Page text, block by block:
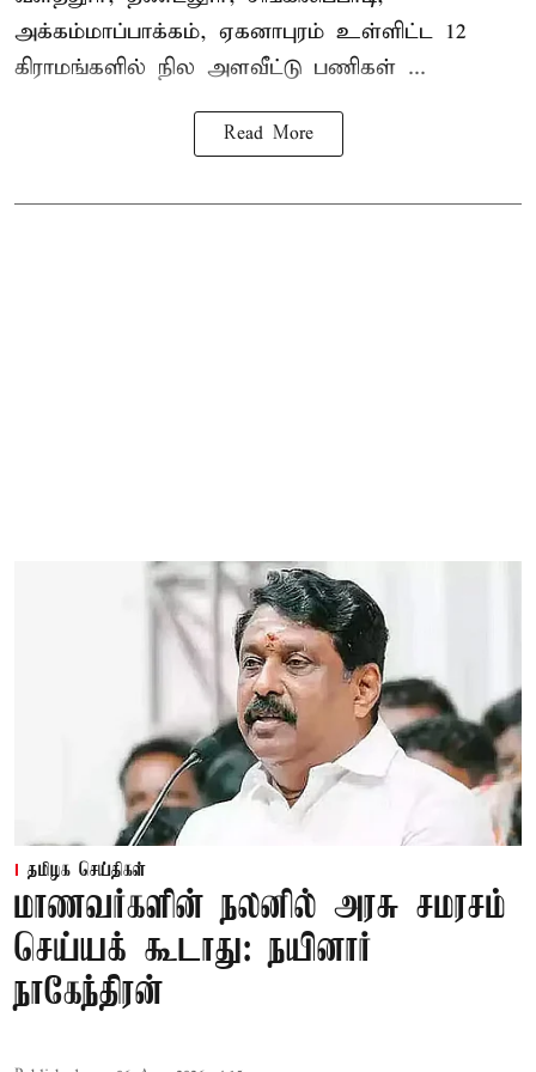
அக்கம்மாப்பாக்கம், ஏகனாபுரம் உள்ளிட்ட 12
கிராமங்களில் நில அளவீட்டு பணிகள் ...
Read More
தமிழக செய்திகள்
மாணவர்களின் நலனில் அரசு சமரசம்
செய்யக் கூடாது: நயினார்
நாகேந்திரன்